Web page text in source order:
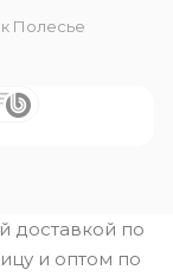
Полесье
доставкой по
и оптом по